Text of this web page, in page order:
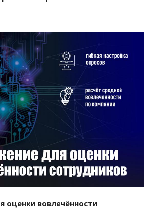
Смотреть проект
оценки вовлечённости